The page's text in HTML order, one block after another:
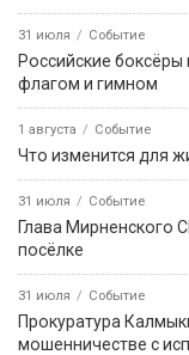
31 июля Событие
Российские
флагом и гимном
1 августа Событие
Что изменится для
31 июля Событие
Глава Мирненского
посёлке
31 июля Событие
Прокуратура
мошенничестве с